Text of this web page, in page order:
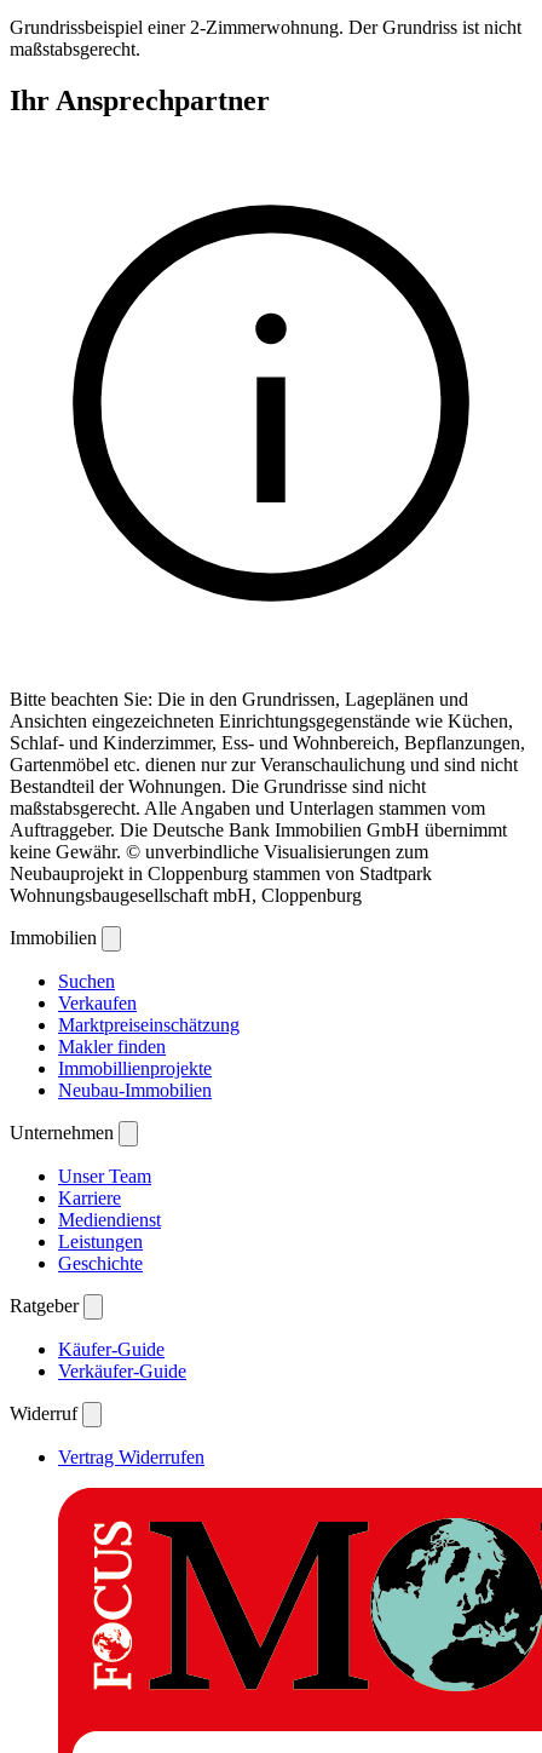
Grundrissbeispiel einer 2-Zimmerwohnung. Der Grundriss ist nicht
maßstabsgerecht.
Ihr Ansprechpartner
Bitte beachten Sie: Die in den Grundrissen, Lageplänen und
Ansichten eingezeichneten Einrichtungsgegenstände wie Küchen,
Schlaf- und Kinderzimmer, Ess- und Wohnbereich, Bepflanzungen,
Gartenmöbel etc. dienen nur zur Veranschaulichung und sind nicht
Bestandteil der Wohnungen. Die Grundrisse sind nicht
maßstabsgerecht. Alle Angaben und Unterlagen stammen vom
Auftraggeber. Die Deutsche Bank Immobilien GmbH übernimmt
keine Gewähr. © unverbindliche Visualisierungen zum
Neubauprojekt in Cloppenburg stammen von Stadtpark
Wohnungsbaugesellschaft mbH, Cloppenburg
Immobilien
Suchen
Verkaufen
Marktpreiseinschätzung
Makler finden
Immobillienprojekte
Neubau-Immobilien
Unternehmen
Unser Team
Karriere
Mediendienst
Leistungen
Geschichte
Ratgeber
Käufer-Guide
Verkäufer-Guide
Widerruf
Vertrag Widerrufen